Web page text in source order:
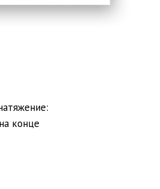
конце